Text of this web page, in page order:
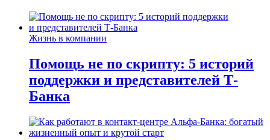
Жизнь в компании
Помощь не по скрипту: 5 историй
поддержки и представителей Т-
Банка